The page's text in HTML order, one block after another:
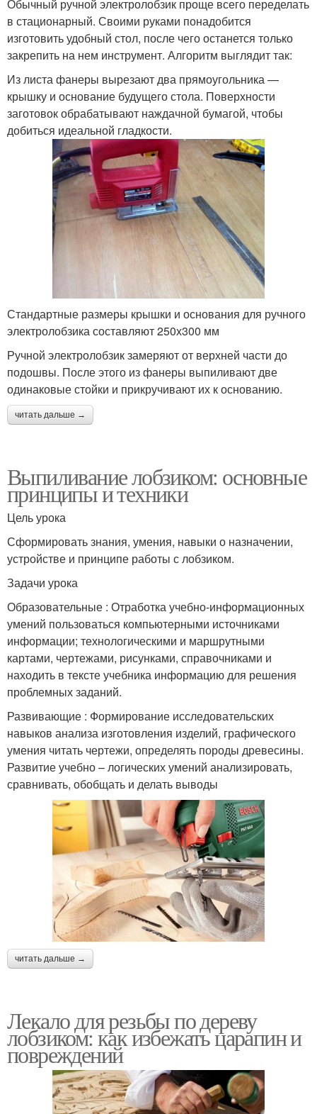
Обычный ручной электролобзик проще всего переделать
в стационарный. Своими руками понадобится
изготовить удобный стол, после чего останется только
закрепить на нем инструмент. Алгоритм выглядит так:
Из листа фанеры вырезают два прямоугольника —
крышку и основание будущего стола. Поверхности
заготовок обрабатывают наждачной бумагой, чтобы
добиться идеальной гладкости.
Стандартные размеры крышки и основания для ручного
электролобзика составляют 250х300 мм
Ручной электролобзик замеряют от верхней части до
подошвы. После этого из фанеры выпиливают две
одинаковые стойки и прикручивают их к основанию.
читать дальше →
Выпиливание лобзиком: основные
принципы и техники
Цель урока
Сформировать знания, умения, навыки о назначении,
устройстве и принципе работы с лобзиком.
Задачи урока
Образовательные : Отработка учебно-информационных
умений пользоваться компьютерными источниками
информации; технологическими и маршрутными
картами, чертежами, рисунками, справочниками и
находить в тексте учебника информацию для решения
проблемных заданий.
Развивающие : Формирование исследовательских
навыков анализа изготовления изделий, графического
умения читать чертежи, определять породы древесины.
Развитие учебно – логических умений анализировать,
сравнивать, обобщать и делать выводы
читать дальше →
Лекало для резьбы по дереву
лобзиком: как избежать царапин и
повреждений